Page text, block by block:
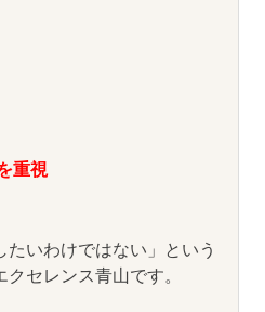
重視
たいわけではない」という
セレンス青山です。